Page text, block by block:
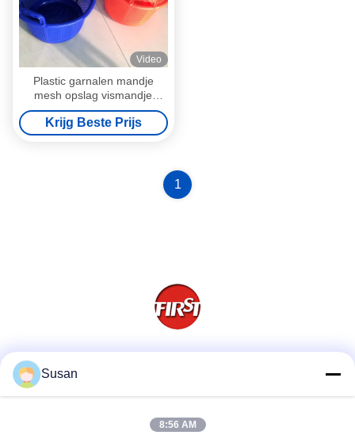
Video
Plastic garnalen mandje
mesh opslag vismandje
veelzijdig
Krijg Beste Prijs
1
Susan
8:56 AM